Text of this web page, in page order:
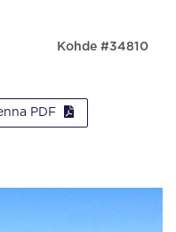
Kohde #34810
PDF